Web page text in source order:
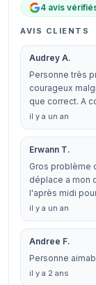
4 avis
AVIS CLIENTS
Audrey A.
Personne très
courageux
que correct. A
il y a un an
Erwann T.
Gros problème
déplace a mon
l'après midi
il y a un an
Andree F.
Personne
il y a 2 ans